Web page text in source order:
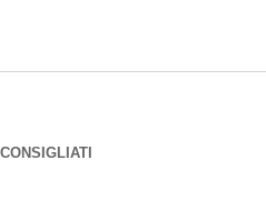
CONSIGLIATI